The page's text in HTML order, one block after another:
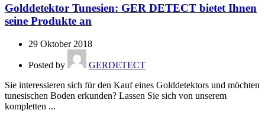
Golddetektor Tunesien: GER DETECT bietet Ihnen
seine Produkte an
29 Oktober 2018
Posted by
GERDETECT
Sie interessieren sich für den Kauf eines Golddetektors und möchten
tunesischen Boden erkunden? Lassen Sie sich von unserem
kompletten ...